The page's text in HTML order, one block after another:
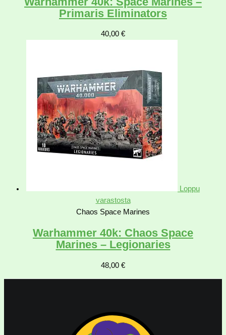
Primaris Eliminators
40,00 €
Loppu
varastosta
Chaos Space Marines
Warhammer 40k: Chaos Space
Marines – Legionaries
48,00 €